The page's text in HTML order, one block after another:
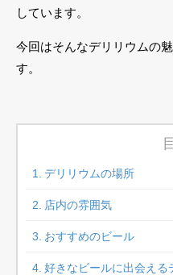
しています。
今回はそんなデリリウムの
す。
デリリウムの場所
店内の雰囲気
おすすめのビール
好きなビールに出会える